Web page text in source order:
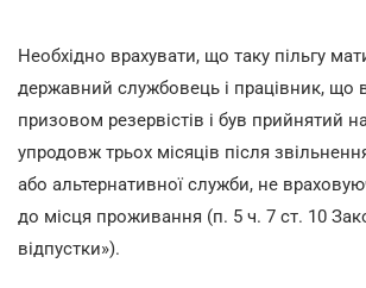
Необхідно врахувати, що таку пільгу
державний службовець і працівник, що
призовом резервістів і був прийнятий
упродовж трьох місяців після
або альтернативної служби, не
до місця проживання (п. 5 ч. 7 ст. 10
відпустки»).